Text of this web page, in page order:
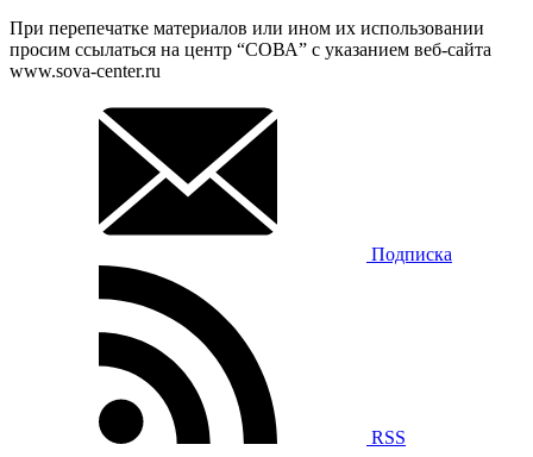
При перепечатке материалов или ином их использовании
просим ссылаться на центр “СОВА” с указанием веб-сайта
www.sova-center.ru
Подписка
RSS